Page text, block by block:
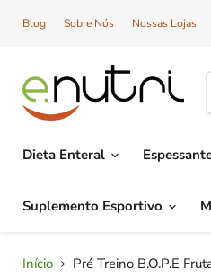
Blog Sobre Nós Nossas Lojas
Dieta Enteral
Suplemento Esportivo
Início Pré Treino B.O.P.E